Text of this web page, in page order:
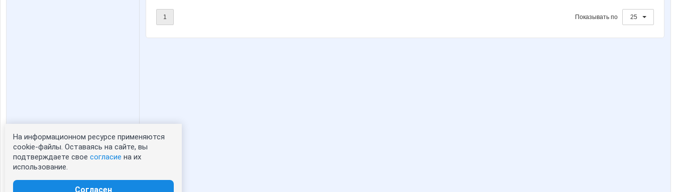
Статистика портрета:
сейчас просматривают портрет - 0
зарегистрированные пользователи
1 25
Показывать по
На информационном ресурсе применяются
cookie-файлы. Оставаясь на сайте, вы
подтверждаете свое согласие на их
использование.
Согласен